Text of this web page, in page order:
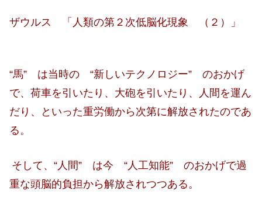
ザウルス 「人類の第２次低脳化現象 （２）」
“馬” は当時の “新しいテクノロジー” のおかげ
で、荷車を引いたり、大砲を引いたり、人間を運ん
だり、といった重労働から次第に解放されたのであ
る。
そして、“人間” は今 “人工知能” のおかげで過
重な頭脳的負担から解放されつつある。